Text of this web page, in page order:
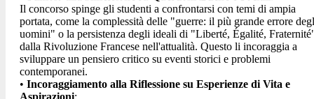
Il concorso spinge gli studenti a confrontarsi con temi di ampia
portata, come la complessità delle "guerre: il più grande errore
uomini" o la persistenza degli ideali di "Liberté, Égalité,
dalla Rivoluzione Francese nell'attualità. Questo li incoraggia a
sviluppare un pensiero critico su eventi storici e problemi
contemporanei.
• Incoraggiamento alla Riflessione su Esperienze di Vita e
Aspirazioni: